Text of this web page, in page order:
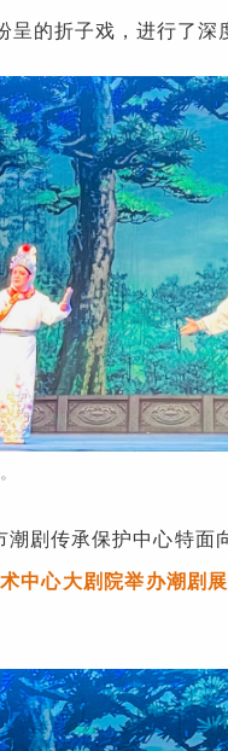
的折子戏，进行了深
潮剧传承保护中心特面
中心大剧院举办潮剧